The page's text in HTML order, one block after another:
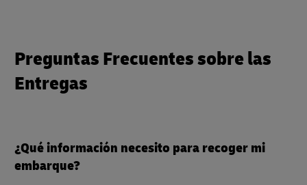
Preguntas Frecuentes sobre las
Entregas
¿Qué información necesito para recoger mi
embarque?